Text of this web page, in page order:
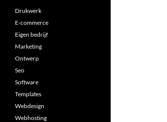
Drukwerk
E-commerce
Eigen bedrijf
Marketing
Ontwerp
Seo
Software
Templates
Webdesign
Webhosting